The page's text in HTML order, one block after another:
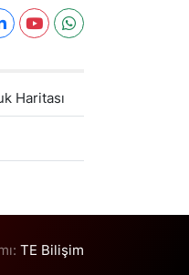
Haritası
TE Bilişim